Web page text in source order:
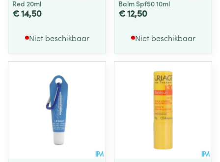
Red 20ml
€ 14,50
Niet beschikbaar
Balm Spf50 10ml
€ 12,50
Niet beschikbaar